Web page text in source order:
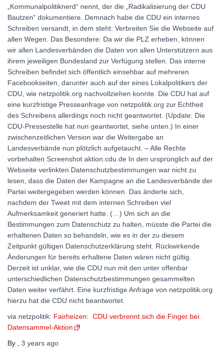
„Kommunalpolitiknerd“ nennt, der die „Radikalisierung der CDU
Bautzen“ dokumentiere. Demnach habe die CDU ein internes
Schreiben versandt, in dem steht: Verbreiten Sie die Webseite auf
allen Wegen. Das Besondere: Da wir die PLZ erheben, können
wir allen Landesverbänden die Daten von allen Unterstützern aus
ihrem jeweiligen Bundesland zur Verfügung stellen. Das interne
Schreiben befindet sich öffentlich einsehbar auf mehreren
Facebookseiten, darunter auch auf der eines Lokalpolitikers der
CDU, wie netzpolitik.org nachvollziehen konnte. Die CDU hat auf
eine kurzfristige Presseanfrage von netzpolitik.org zur Echtheit
des Schreibens allerdings noch nicht geantwortet. (Update: Die
CDU-Pressestelle hat nun geantwortet, siehe unten.) In einer
zwischenzeitlichen Version war die Weitergabe an
Landesverbände nun plötzlich aufgetaucht. – Alle Rechte
vorbehalten Screenshot aktion.cdu.de In den ursprünglich auf der
Webseite verlinkten Datenschutzbestimmungen war nicht zu
lesen, dass die Daten der Kampagne an die Landesverbände der
Partei weitergegeben werden können. Das änderte sich,
nachdem der Tweet mit dem internen Schreiben viel
Aufmerksamkeit generiert hatte. (…) Um sich an die
Bestimmungen zum Datenschutz zu halten, müsste die Partei die
erhaltenen Daten so behandeln, wie es in der zu diesem
Zeitpunkt gültigen Datenschutzerklärung steht. Rückwirkende
Änderungen für bereits erhaltene Daten wären nicht gültig.
Derzeit ist unklar, wie die CDU nun mit den unter offenbar
unterschiedlichen Datenschutzbestimmungen gesammelten
Daten weiter verfährt. Eine kurzfristige Anfrage von netzpolitik.org
hierzu hat die CDU nicht beantwortet.
via netzpolitik: Fairheizen: CDU verbrennt sich die Finger bei
Datensammel-Aktion
By
3 years ago